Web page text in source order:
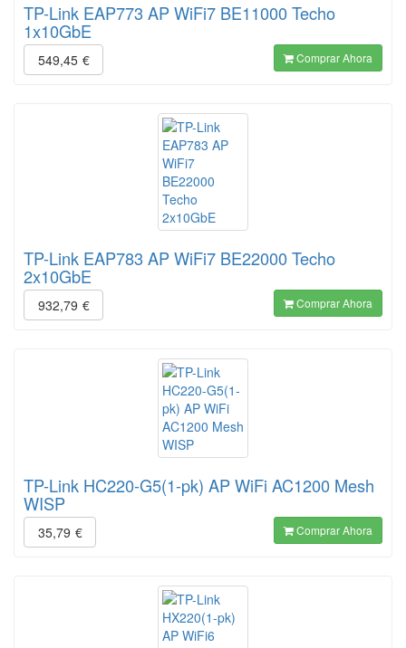
TP-Link EAP773 AP WiFi7 BE11000 Techo
1x10GbE
549,45 € Comprar Ahora
TP-Link EAP783 AP WiFi7 BE22000 Techo
2x10GbE
932,79 € Comprar Ahora
TP-Link HC220-G5(1-pk) AP WiFi AC1200 Mesh
WISP
35,79 € Comprar Ahora